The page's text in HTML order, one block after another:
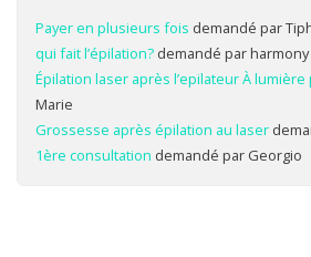
Payer en plusieurs fois demandé par
qui fait l’épilation?demandé par harmony
Épilation laser après l’epilateur À lumière
Marie
Grossesse après épilation au laser
1ère consultation demandé par Georgio